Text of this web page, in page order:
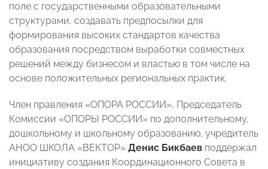
поле с государственными образовательными
структурами, создавать предпосылки для
формирования высоких стандартов качества
образования посредством выработки совместных
решений между бизнесом и властью в том числе на
основе положительных региональных практик.
Член правления «ОПОРА РОССИИ», Председатель
Комиссии «ОПОРЫ РОССИИ» по дополнительному,
дошкольному и школьному образованию, учредитель
АНОО ШКОЛА «ВЕКТОР» Денис Бикбаев поддержал
инициативу создания Координационного Совета в